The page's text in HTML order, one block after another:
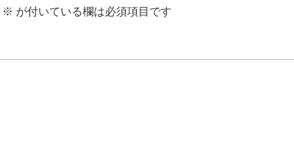
※ が付いている欄は必須項目です